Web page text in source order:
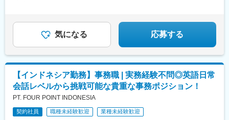
となっています。
的な経営を行っております。
(2)《地域密着型戦略》同業界は、繋がりや信頼関係が最重要。同
社は首都圏と長野県にエリアを絞った、狭く深く付き合い、高付
加価値を生み出し、顧客との信頼関係の構築に力を入れていま
す。
(3)《人材重視》人材が唯一の経営資源ととらえ、人材への投資を
(2) 業務・総務・経理関連業務(約7割)
・VISA取得等、行政手続き関連事務業務
・帳簿作成等、経理関連業務・報告、資料作成など弁護士のサポ
ート業務全般
※上記業務からスタートし、その後のご経験や習熟度によって、各
種案件（法人設立サポートやその他リサーチ等）にも携わってい
ただくことができます。
■インドで働く魅力
気になる 応募する
【インドネシア勤務】事務職 | 実務経験不問◎英語日常
会話レベルから挑戦可能な貴重な事務ポジション！
PT. FOUR POINT INDONESIA
契約社員 職種未経験歓迎 業種未経験歓迎